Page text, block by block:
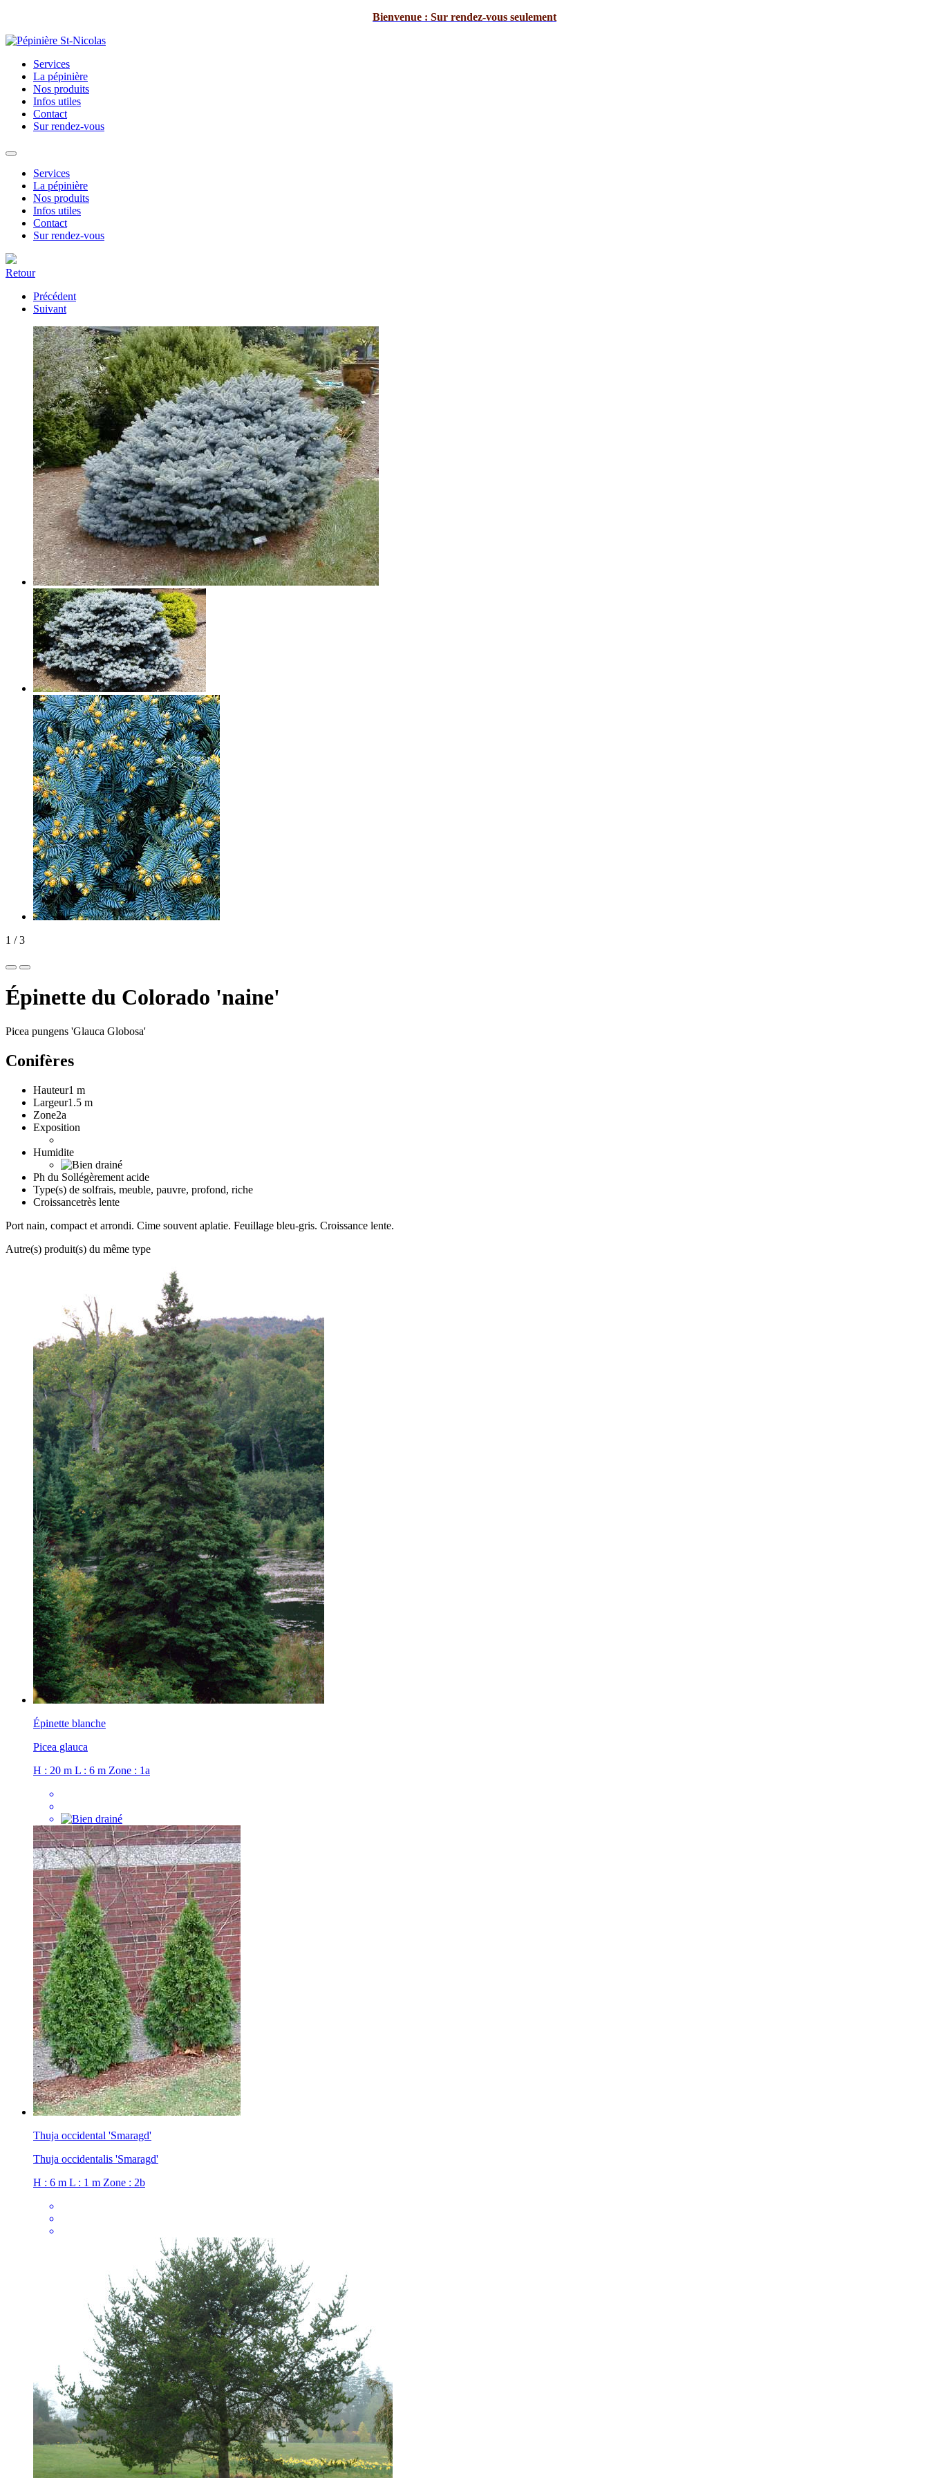
Bienvenue : Sur rendez-vous seulement
Services
La pépinière
Nos produits
Infos utiles
Contact
Sur rendez-vous
Services
La pépinière
Nos produits
Infos utiles
Contact
Sur rendez-vous
Retour
Précédent
Suivant
1 /3
Épinette du Colorado 'naine'
Picea pungens 'Glauca Globosa'
Conifères
Hauteur1 m
Largeur1.5 m
Zone2a
Exposition
Humidite
Ph du Sollégèrement acide
Type(s) de solfrais, meuble, pauvre, profond, riche
Croissancetrès lente
Port nain, compact et arrondi. Cime souvent aplatie. Feuillage bleu-gris. Croissance lente.
Autre(s) produit(s) du même type
Épinette blanche
Picea glauca
H : 20 m L : 6 m Zone : 1a
Thuja occidental 'Smaragd'
Thuja occidentalis 'Smaragd'
H : 6 m L : 1 m Zone : 2b